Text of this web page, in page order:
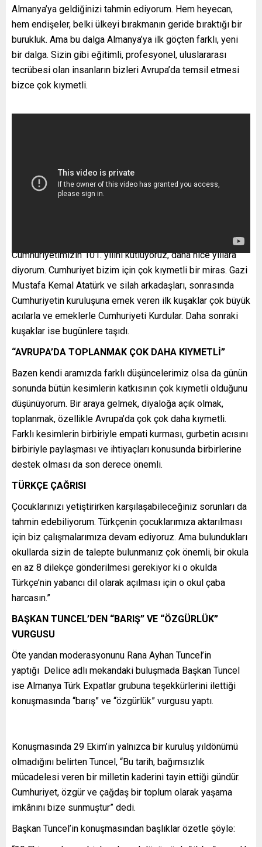
Almanya’ya geldiğinizi tahmin ediyorum. Hem heyecan,
hem endişeler, belki ülkeyi bırakmanın geride bıraktığı bir
burukluk. Ama bu dalga Almanya’ya ilk göçten farklı, yeni
bir dalga. Sizin gibi eğitimli, profesyonel, uluslararası
tecrübesi olan insanların bizleri Avrupa’da temsil etmesi
bizce çok kıymetli.
Cumhuriyetimizin 101. yılını kutluyoruz, daha nice yıllara
diyorum. Cumhuriyet bizim için çok kıymetli bir miras. Gazi
Mustafa Kemal Atatürk ve silah arkadaşları, sonrasında
Cumhuriyetin kuruluşuna emek veren ilk kuşaklar çok büyük
acılarla ve emeklerle Cumhuriyeti Kurdular. Daha sonraki
kuşaklar ise bugünlere taşıdı.
“AVRUPA’DA TOPLANMAK ÇOK DAHA KIYMETLİ”
Bazen kendi aramızda farklı düşüncelerimiz olsa da günün
sonunda bütün kesimlerin katkısının çok kıymetli olduğunu
düşünüyorum. Bir araya gelmek, diyaloğa açık olmak,
toplanmak, özellikle Avrupa’da çok çok daha kıymetli.
Farklı kesimlerin birbiriyle empati kurması, gurbetin acısını
birbiriyle paylaşması ve ihtiyaçları konusunda birbirlerine
destek olması da son derece önemli.
TÜRKÇE ÇAĞRISI
Çocuklarınızı yetiştirirken karşılaşabileceğiniz sorunları da
tahmin edebiliyorum. Türkçenin çocuklarımıza aktarılması
için biz çalışmalarımıza devam ediyoruz. Ama bulundukları
okullarda sizin de talepte bulunmanız çok önemli, bir okula
en az 8 dilekçe gönderilmesi gerekiyor ki o okulda
Türkçe’nin yabancı dil olarak açılması için o okul çaba
harcasın.”
BAŞKAN TUNCEL’DEN “BARIŞ” VE “ÖZGÜRLÜK”
VURGUSU
Öte yandan moderasyonunu Rana Ayhan Tuncel’in
yaptığı Delice adlı mekandaki buluşmada Başkan Tuncel
ise Almanya Türk Expatlar grubuna teşekkürlerini ilettiği
konuşmasında “barış” ve “özgürlük” vurgusu yaptı.
Konuşmasında 29 Ekim’in yalnızca bir kuruluş yıldönümü
olmadığını belirten Tuncel, “Bu tarih, bağımsızlık
mücadelesi veren bir milletin kaderini tayin ettiği gündür.
Cumhuriyet, özgür ve çağdaş bir toplum olarak yaşama
imkânını bize sunmuştur” dedi.
Başkan Tuncel’in konuşmasından başlıklar özetle şöyle: